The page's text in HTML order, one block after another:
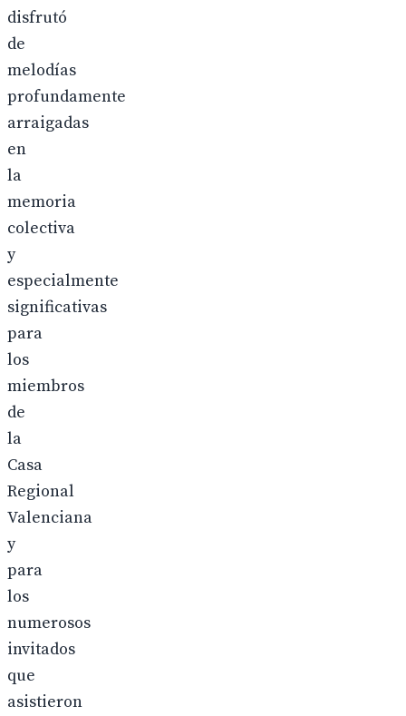
disfrutó
de
melodías
profundamente
arraigadas
en
la
memoria
colectiva
y
especialmente
significativas
para
los
miembros
de
la
Casa
Regional
Valenciana
y
para
los
numerosos
invitados
que
asistieron